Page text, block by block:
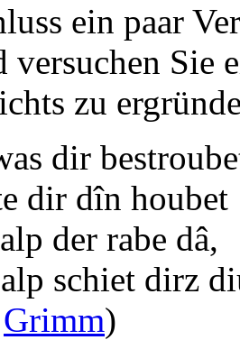
ein paar
versuchen Sie
zu
dir
dir dîn houbet
der rabe dâ,
schiet dirz
Grimm)